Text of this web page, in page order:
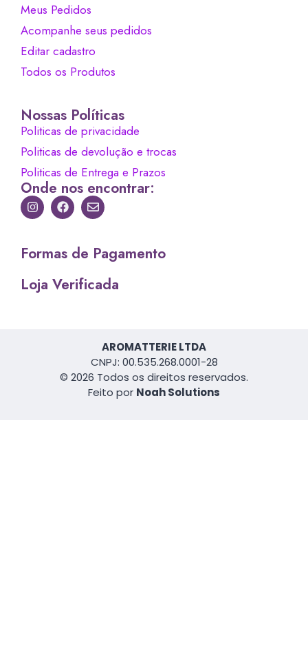
Meus Pedidos
Acompanhe seus pedidos
Editar cadastro
Todos os Produtos
Nossas Políticas
Politicas de privacidade
Politicas de devolução e trocas
Politicas de Entrega e Prazos
Onde nos encontrar:
Formas de Pagamento
Loja Verificada
AROMATTERIE LTDA
CNPJ: 00.535.268.0001-28
© 2026 Todos os direitos reservados.
Feito por Noah Solutions